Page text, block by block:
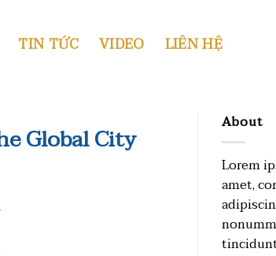
TIN TỨC VIDEO LIÊN HỆ
Global City
About
Lorem
amet,